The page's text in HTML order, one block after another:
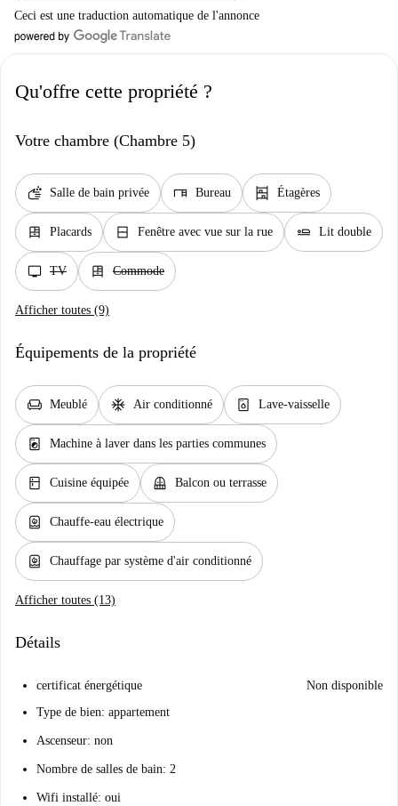
Ceci est une traduction automatique de l'annonce
Qu'offre cette propriété ?
Votre chambre (Chambre 5)
soap Salle de bain privée desk Bureau shelves Étagères
dresser Placards window_closed Fenêtre avec vue sur la rue airline_seat_flat Lit double
tv TV dresser Commode
Afficher toutes (9)
Équipements de la propriété
chair Meublé ac_unit Air conditionné dishwasher_gen Lave-vaisselle
local_laundry_service Machine à laver dans les parties communes
kitchen Cuisine équipée balcony Balcon ou terrasse
water_heater Chauffe-eau électrique
water_heater Chauffage par système d'air conditionné
Afficher toutes (13)
Détails
certificat énergétique
Non disponible
Type de bien: appartement
Ascenseur: non
Nombre de salles de bain: 2
Wifi installé: oui